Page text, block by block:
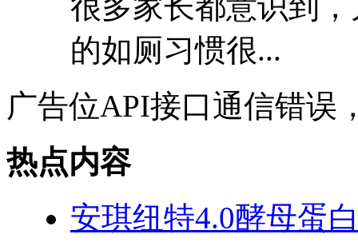
的如厕习惯很...
广告位API接口通信错误
热点内容
安琪纽特4.0酵母蛋